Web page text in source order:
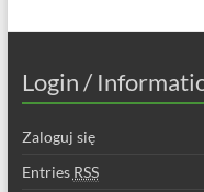
Login /
Zaloguj się
Entries RSS